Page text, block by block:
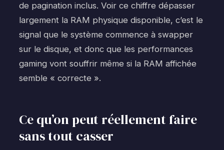
de pagination inclus. Voir ce chiffre dépasser
largement la RAM physique disponible, c’est le
signal que le système commence à swapper
sur le disque, et donc que les performances
gaming vont souffrir même si la RAM affichée
semble « correcte ».
Ce qu’on peut réellement faire
sans tout casser